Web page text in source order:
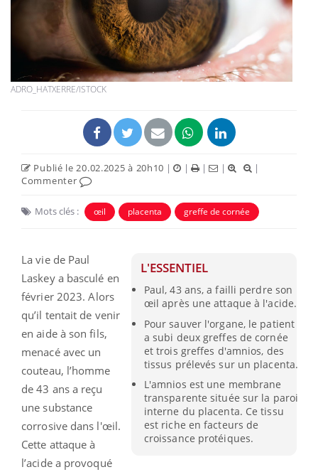
ADRO_HATXERRE/ISTOCK
Publié le 20.02.2025 à 20h10 | | | |
|
Commenter
Mots clés : œil placenta greffe de cornée
L'ESSENTIEL
Paul, 43 ans, a failli perdre son
œil après une attaque à l'acide.
Pour sauver l'organe, le patient
a subi deux greffes de cornée
et trois greffes d'amnios, des
tissus prélevés sur un placenta.
L'amnios est une membrane
transparente située sur la paroi
interne du placenta. Ce tissu
est riche en facteurs de
croissance protéiques.
La vie de Paul
Laskey a basculé en
février 2023. Alors
qu’il tentait de venir
en aide à son fils,
menacé avec un
couteau, l’homme
de 43 ans a reçu
une substance
corrosive dans l'œil.
Cette attaque à
l’acide a provoqué